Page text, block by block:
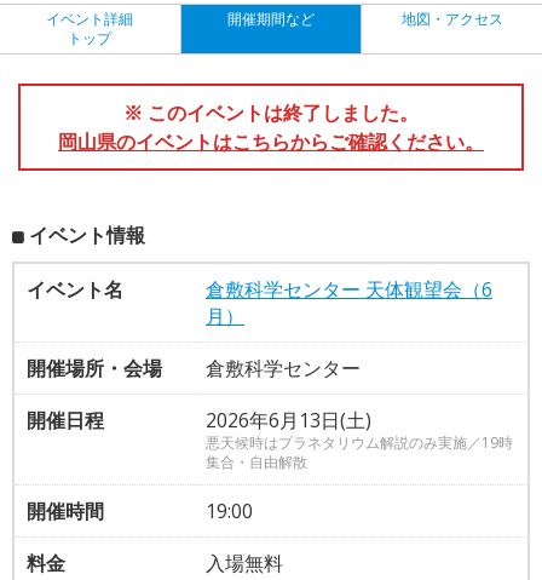
イベント詳細
トップ
開催期間など 地図・アクセス
※ このイベントは終了しました。
岡山県のイベントはこちらからご確認ください。
イベント情報
イベント名
倉敷科学センター 天体観望会（6
月）
開催場所・会場
倉敷科学センター
開催日程
2026年6月13日(土)
悪天候時はプラネタリウム解説のみ実施／19時
集合・自由解散
開催時間
19:00
料金
入場無料